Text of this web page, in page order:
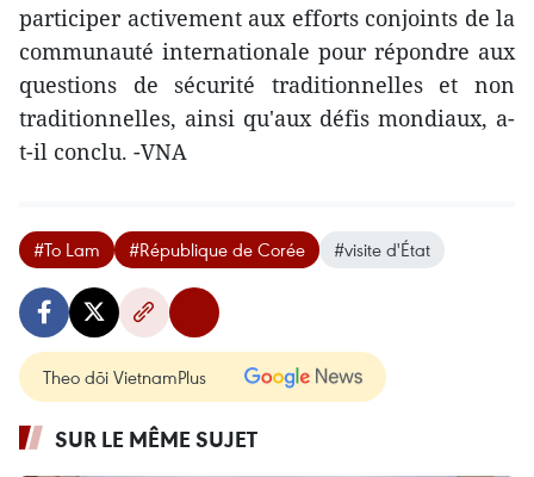
participer activement aux efforts conjoints de la
communauté internationale pour répondre aux
questions de sécurité traditionnelles et non
traditionnelles, ainsi qu'aux défis mondiaux, a-
t-il conclu. -VNA
#To Lam #République de Corée #visite d'État
Theo dõi VietnamPlus
SUR LE MÊME SUJET